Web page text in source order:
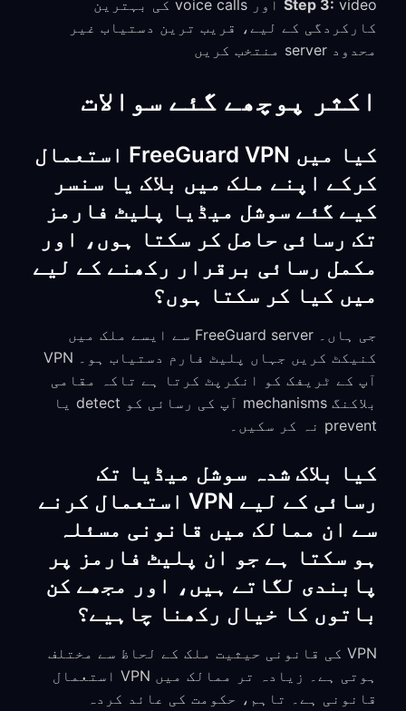
Step 3:
video اور voice calls کی بہترین
کارکردگی کے لیے، قریب ترین دستیاب غیر
محدود server منتخب کریں
اکثر پوچھے گئے سوالات
کیا میں FreeGuard VPN استعمال
کرکے اپنے ملک میں بلاک یا سنسر
کیے گئے سوشل میڈیا پلیٹ فارمز
تک رسائی حاصل کر سکتا ہوں، اور
مکمل رسائی برقرار رکھنے کے لیے
میں کیا کر سکتا ہوں؟
جی ہاں۔ FreeGuard server سے ایسے ملک میں
کنیکٹ کریں جہاں پلیٹ فارم دستیاب ہو۔ VPN
آپ کے ٹریفک کو انکرپٹ کرتا ہے تاکہ مقامی
بلاکنگ mechanisms آپ کی رسائی کو detect یا
prevent نہ کر سکیں۔
کیا بلاک شدہ سوشل میڈیا تک
رسائی کے لیے VPN استعمال کرنے
سے ان ممالک میں قانونی مسئلہ
ہو سکتا ہے جو ان پلیٹ فارمز پر
پابندی لگاتے ہیں، اور مجھے کن
باتوں کا خیال رکھنا چاہیے؟
VPN کی قانونی حیثیت ملک کے لحاظ سے مختلف
ہوتی ہے۔ زیادہ تر ممالک میں VPN استعمال
قانونی ہے۔ تاہم، حکومت کی عائد کردہ